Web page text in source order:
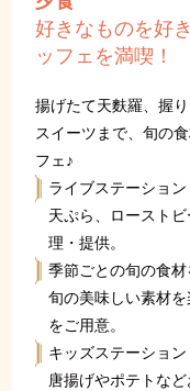
好きなものを好
ッフェを満喫！
揚げたて天麩羅、握
スイーツまで、旬の
フェ♪
ライブステーション
天ぷら、ロースト
理・提供。
季節ごとの旬の食
旬の美味しい素材
をご用意。
キッズステーション
唐揚げやポテトな